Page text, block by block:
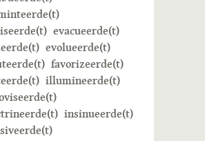
evacueerde(t)
evolueerde(t)
favorizeerde(t)
illumineerde(t)
insinueerde(t)